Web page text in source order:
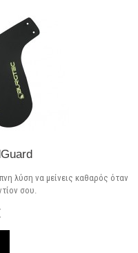
λύση να μείνεις καθαρός όταν
σου.